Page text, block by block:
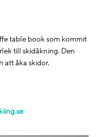
table book som kommit
till skidåkning. Den
att åka skidor.